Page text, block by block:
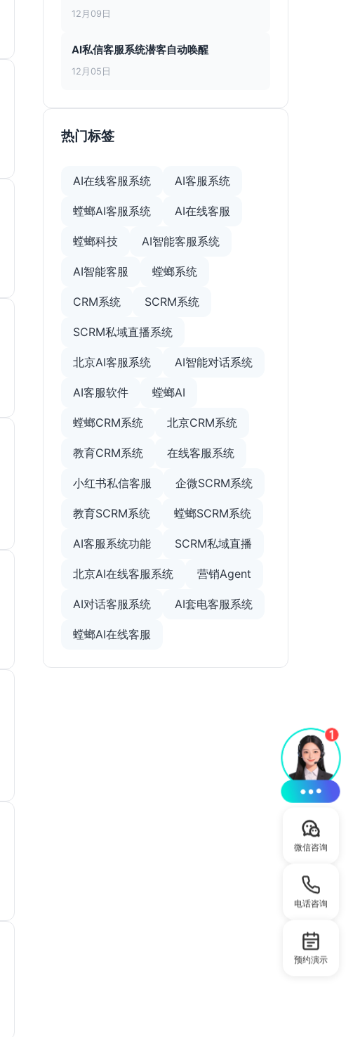
12月09日
AI私信客服系统潜客自动唤醒
12月05日
热门标签
AI在线客服系统 AI客服系统
螳螂AI客服系统 AI在线客服
螳螂科技 AI智能客服系统
AI智能客服 螳螂系统
CRM系统 SCRM系统
SCRM私域直播系统
北京AI客服系统 AI智能对话系统
AI客服软件 螳螂AI
螳螂CRM系统 北京CRM系统
教育CRM系统 在线客服系统
小红书私信客服 企微SCRM系统
教育SCRM系统 螳螂SCRM系统
AI客服系统功能 SCRM私域直播
北京AI在线客服系统 营销Agent
AI对话客服系统 AI套电客服系统
螳螂AI在线客服
微信咨询
电话咨询
预约演示